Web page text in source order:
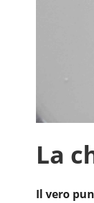
La
Il vero